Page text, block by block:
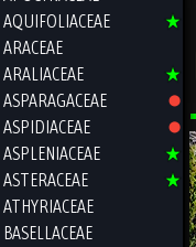
AQUIFOLIACEAE
ARACEAE
ARALIACEAE
ASPARAGACEAE
ASPIDIACEAE
ASPLENIACEAE
ASTERACEAE
ATHYRIACEAE
BASELLACEAE